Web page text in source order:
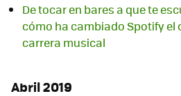
De tocar en bares a que te
cómo ha cambiado Spotify el
carrera musical
Abril 2019